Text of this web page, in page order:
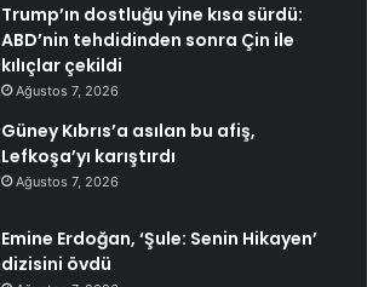
Trump’ın dostluğu yine kısa sürdü:
ABD’nin tehdidinden sonra Çin ile
kılıçlar çekildi
Ağustos 7, 2026
Güney Kıbrıs’a asılan bu afiş,
Lefkoşa’yı karıştırdı
Ağustos 7, 2026
Emine Erdoğan, ‘Şule: Senin Hikayen’
dizisini övdü